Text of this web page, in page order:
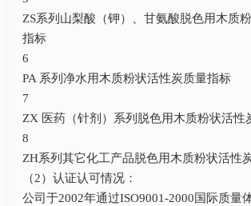
ZS系列山梨酸（钾）、甘氨酸脱色用木质
指标
6
PA 系列净水用木质粉状活性炭质量指标
7
ZX 医药（针剂）系列脱色用木质粉状活性
8
ZH系列其它化工产品脱色用木质粉状活性
（2）认证认可情况：
公司于2002年通过ISO9001-2000国际质量